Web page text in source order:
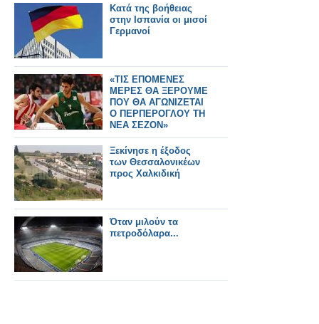
Κατά της βοήθειας
στην Ισπανία οι μισοί
Γερμανοί
«ΤΙΣ ΕΠΟΜΕΝΕΣ
ΜΕΡΕΣ ΘΑ ΞΕΡΟΥΜΕ
ΠΟΥ ΘΑ ΑΓΩΝΙΖΕΤΑΙ
Ο ΠΕΡΠΕΡΟΓΛΟΥ ΤΗ
ΝΕΑ ΣΕΖΟΝ»
Ξεκίνησε η έξοδος
των Θεσσαλονικέων
προς Χαλκιδική
Όταν μιλούν τα
πετροδόλαρα...